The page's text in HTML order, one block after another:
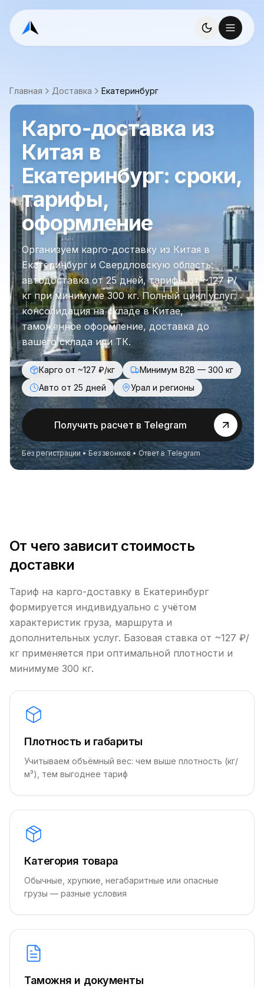
Главная Доставка Екатеринбург
Карго-доставка из
Китая в
Екатеринбург: сроки,
тарифы,
оформление
Организуем карго-доставку из Китая в
Екатеринбург и Свердловскую область:
автодоставка от 25 дней, тарифы от ~127 ₽/
кг при минимуме 300 кг. Полный цикл услуг:
консолидация на складе в Китае,
таможенное оформление, доставка до
вашего склада или ТК.
Карго от ~127 ₽/кг
Минимум B2B — 300 кг
Авто от 25 дней
Урал и регионы
Получить расчет в Telegram
Без регистрации • Без звонков • Ответ в Telegram
От чего зависит стоимость
доставки
Тариф на карго-доставку в Екатеринбург
формируется индивидуально с учётом
характеристик груза, маршрута и
дополнительных услуг. Базовая ставка от ~127 ₽/
кг применяется при оптимальной плотности и
минимуме 300 кг.
Плотность и габариты
Учитываем объёмный вес: чем выше плотность (кг/
м³), тем выгоднее тариф
Категория товара
Обычные, хрупкие, негабаритные или опасные
грузы — разные условия
Таможня и документы